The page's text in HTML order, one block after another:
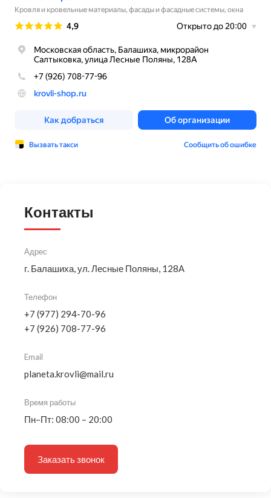
Контакты
Адрес
г. Балашиха, ул. Лесные Поляны, 128А
Телефон
+7 (977) 294-70-96
+7 (926) 708-77-96
Email
planeta.krovli@mail.ru
Время работы
Пн–Пт: 08:00 – 20:00
Заказать звонок